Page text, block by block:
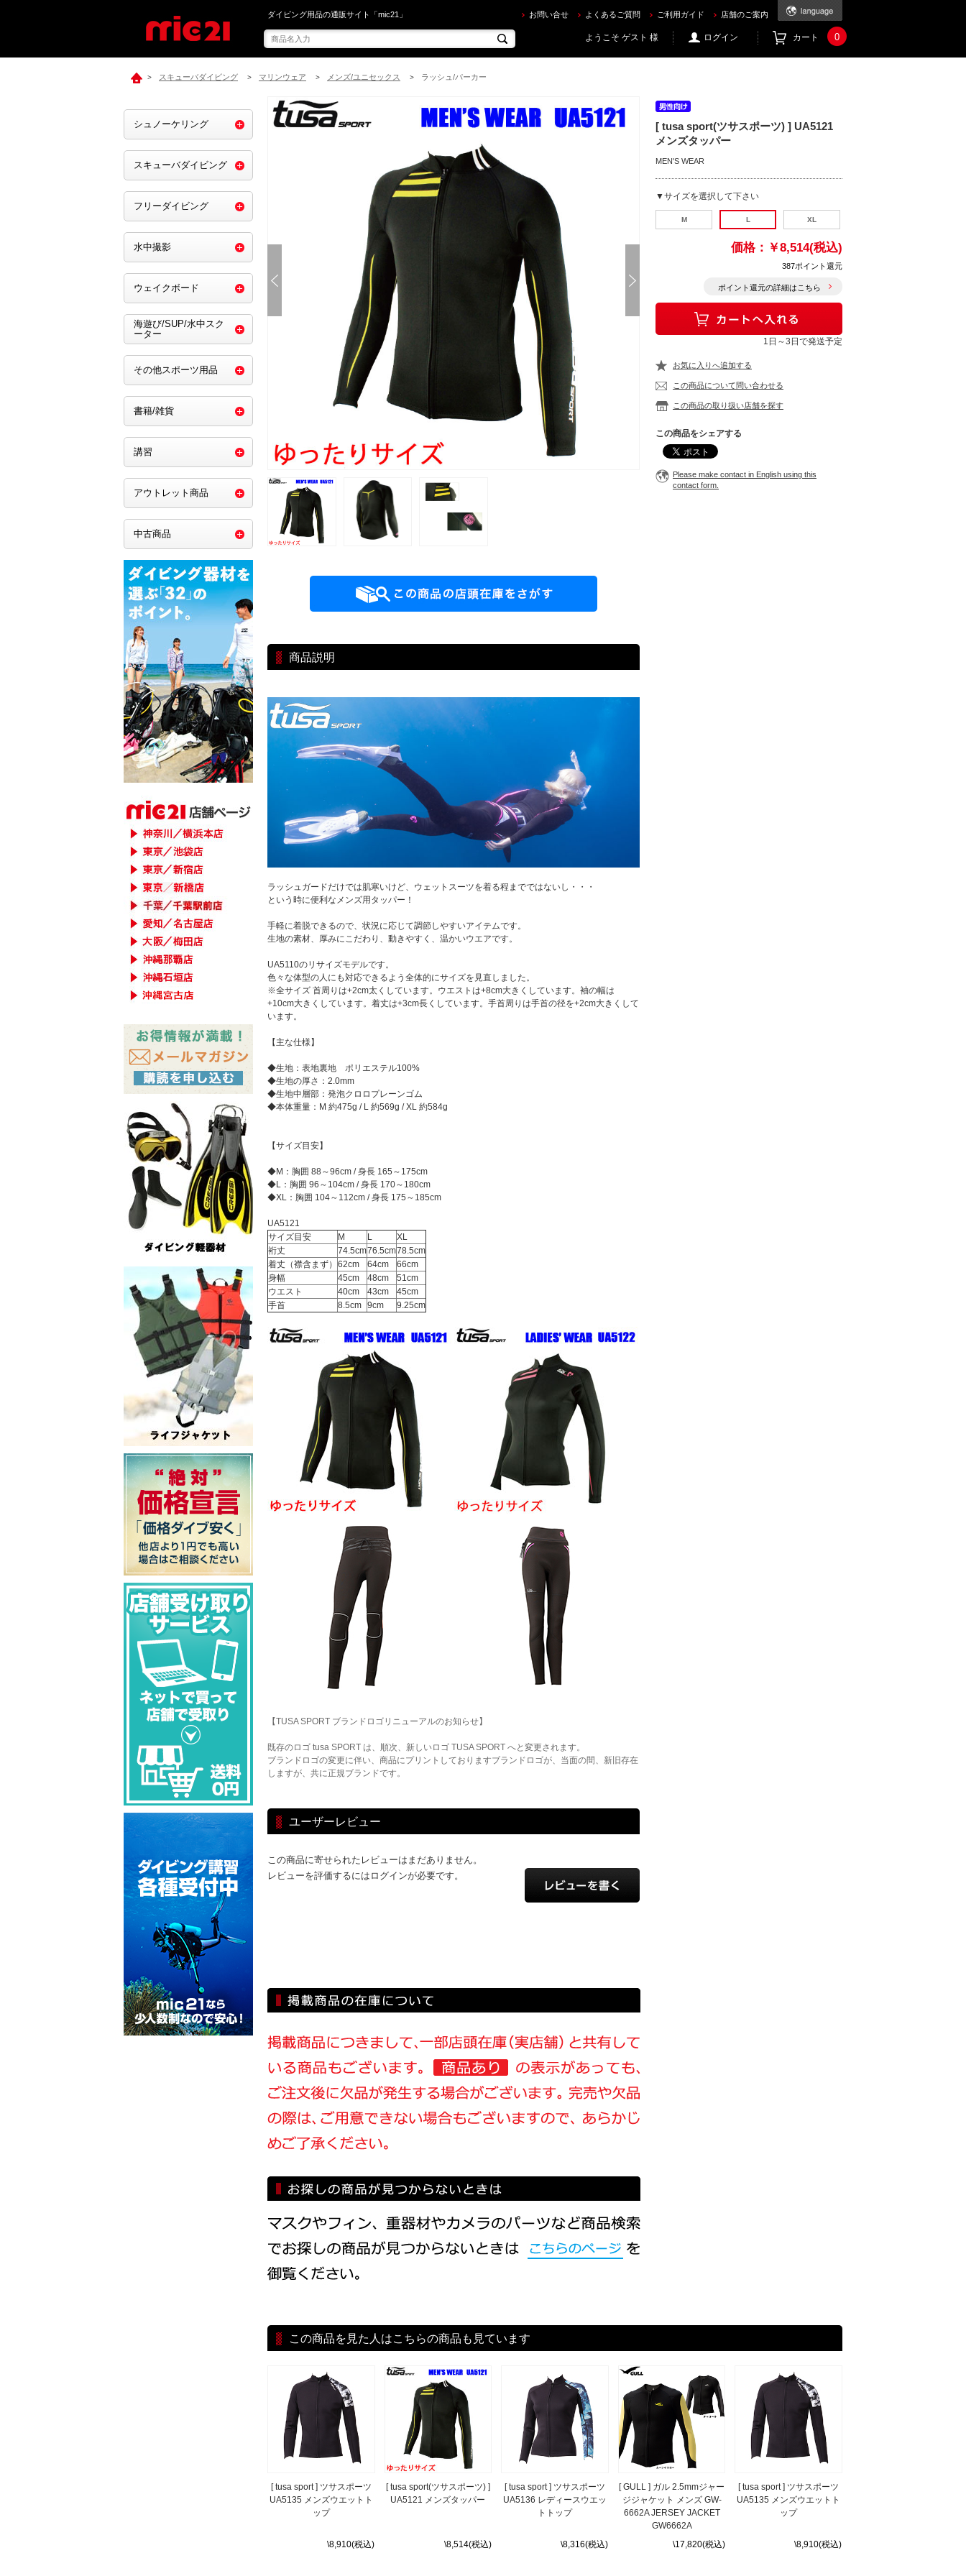
mic21で[ tusa sport(ツサスポーツ) ] UA5121 メンズタッパー を買うならec.mic21.com
ダイビング用品の通販サイト「mic21」 お問い合せ よくあるご質問 ご利用ガイド 店舗のご案内
ようこそ ゲスト 様 ログイン カート 0
> スキューバダイビング > マリンウェア > メンズ/ユニセックス > ラッシュ/パーカー
商品説明
ラッシュガードだけでは肌寒いけど、ウェットスーツを着る程までではないし・・・
という時に便利なメンズ用タッパー！
手軽に着脱できるので、状況に応じて調節しやすいアイテムです。
生地の素材、厚みにこだわり、動きやすく、温かいウエアです。
UA5110のリサイズモデルです。
色々な体型の人にも対応できるよう全体的にサイズを見直しました。
※全サイズ 首周りは+2cm太くしています。ウエストは+8cm大きくしています。袖の幅は
+10cm大きくしています。着丈は+3cm長くしています。手首周りは手首の径を+2cm大きくして
います。
【主な仕様】
◆生地：表地裏地 ポリエステル100%
◆生地の厚さ：2.0mm
◆生地中層部：発泡クロロプレーンゴム
◆本体重量：M 約475g / L 約569g / XL 約584g
【サイズ目安】
◆M：胸囲 88～96cm / 身長 165～175cm
◆L：胸囲 96～104cm / 身長 170～180cm
◆XL：胸囲 104～112cm / 身長 175～185cm
UA5121
サイズ目安
M L
XL
裄丈
74.5cm76.5cm78.5cm
着丈（襟含まず） 62cm 64cm
66cm
身幅
45cm 48cm
51cm
ウエスト
40cm 43cm
45cm
手首
8.5cm 9cm 9.25cm
【TUSA SPORT ブランドロゴリニューアルのお知らせ】
既存のロゴ tusa SPORT は、順次、新しいロゴ TUSA SPORT へと変更されます。
ブランドロゴの変更に伴い、商品にプリントしておりますブランドロゴが、当面の間、新旧存在
しますが、共に正規ブランドです。
ユーザーレビュー
この商品に寄せられたレビューはまだありません。
レビューを評価するにはログインが必要です。
[ tusa sport(ツサスポーツ) ] UA5121
メンズタッパー
MEN'S WEAR
▼サイズを選択して下さい
M L XL
価格： ￥8,514(税込)
387ポイント還元
ポイント還元の詳細はこちら
1日～3日で発送予定
お気に入りへ追加する
この商品について問い合わせる
この商品の取り扱い店舗を探す
この商品をシェアする
Please make contact in English using this
contact form.
この商品を見た人はこちらの商品も見ています
[ tusa sport ] ツサスポーツ
UA5135 メンズウエットト
ップ
\8,910(税込)
[ tusa sport(ツサスポーツ) ]
UA5121 メンズタッパー
\8,514(税込)
[ tusa sport ] ツサスポーツ
UA5136 レディースウエッ
トトップ
\8,316(税込)
[ GULL ] ガル 2.5mmジャー
ジジャケット メンズ GW-
6662A JERSEY JACKET
GW6662A
\17,820(税込)
[ tusa sport ] ツサスポーツ
UA5135 メンズウエットト
ップ
\8,910(税込)
シュノーケリング
スキューバダイビング
フリーダイビング
水中撮影
ウェイクボード
海遊び/SUP/水中スク
ーター
その他スポーツ用品
書籍/雑貨
講習
アウトレット商品
中古商品